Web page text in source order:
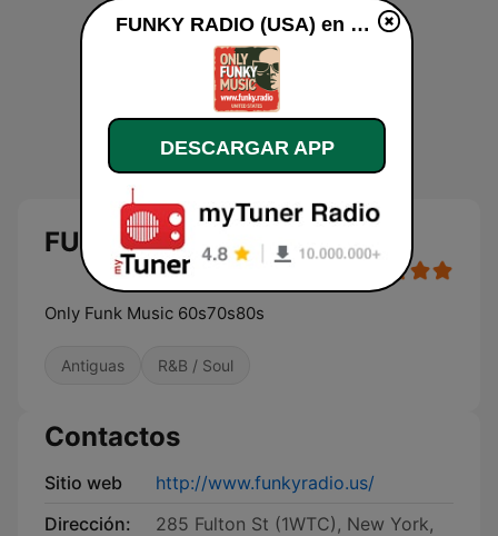
FUNKY RADIO (USA)
Only Funk Music 60s70s80s
Antiguas R&B / Soul
Contactos
Sitio web
http://www.funkyradio.us/
Dirección:
285 Fulton St (1WTC), New York,
FUNKY RADIO (USA) en vivo
DESCARGAR APP